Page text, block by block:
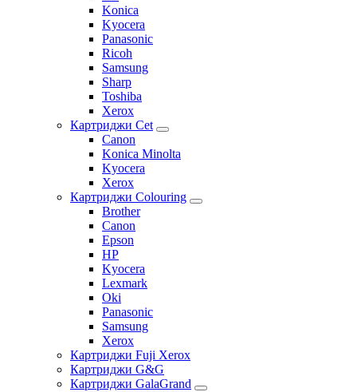
Konica
Kyocera
Panasonic
Ricoh
Samsung
Sharp
Toshiba
Xerox
Картриджи Cet
Canon
Konica Minolta
Kyocera
Xerox
Картриджи Colouring
Brother
Canon
Epson
HP
Kyocera
Lexmark
Oki
Panasonic
Samsung
Xerox
Картриджи Fuji Xerox
Картриджи G&G
Картриджи GalaGrand